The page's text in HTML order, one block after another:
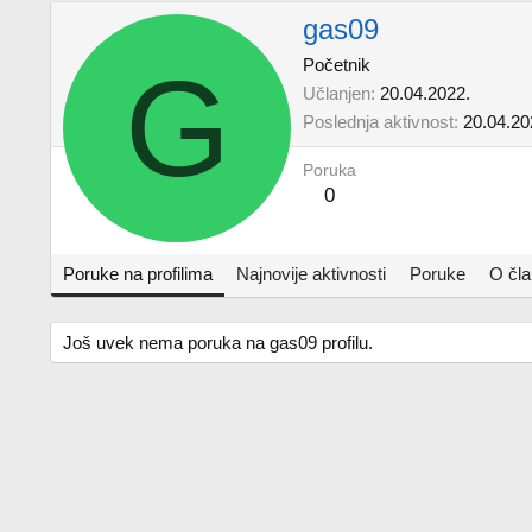
G
gas09
Početnik
Učlanjen 20.04.2022.
Poslednja aktivnost
Poruka
0
Poruke na profilima Najnovije aktivnosti Poruke O
Još uvek nema poruka na gas09 profilu.